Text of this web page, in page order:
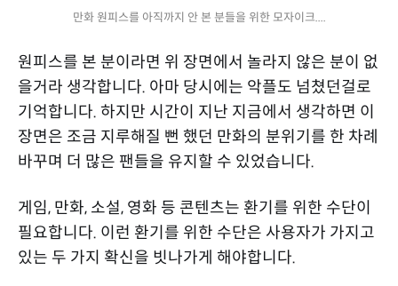
만화 원피스를 아직까지 안 본 분들을 위한 모자이크....
원피스를 본 분이라면 위 장면에서 놀라지 않은 분이 없
을거라 생각합니다. 아마 당시에는 악플도 넘쳤던걸로
기억합니다. 하지만 시간이 지난 지금에서 생각하면 이
장면은 조금 지루해질 뻔 했던 만화의 분위기를 한 차례
바꾸며 더 많은 팬들을 유지할 수 있었습니다.
게임, 만화, 소설, 영화 등 콘텐츠는 환기를 위한 수단이
필요합니다. 이런 환기를 위한 수단은 사용자가 가지고
있는 두 가지 확신을 빗나가게 해야합니다.